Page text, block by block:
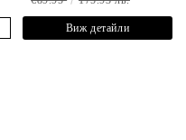
Виж детайли